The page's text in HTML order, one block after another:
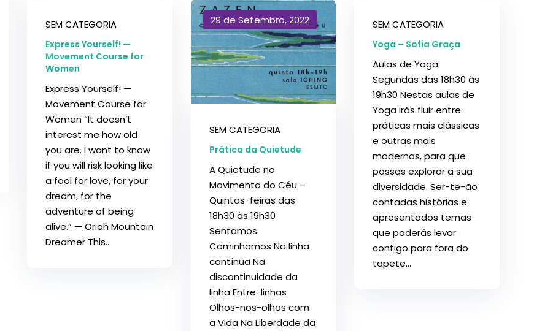
SEM CATEGORIA
Express Yourself! —
Movement Course for
Women
Express Yourself! —
Movement Course for
Women “It doesn’t
interest me how old
you are. I want to know
if you will risk looking like
a fool for love, for your
dream, for the
adventure of being
alive.“ — Oriah Mountain
Dreamer This...
29 de Setembro, 2022
SEM CATEGORIA
Prática da Quietude
A Quietude no
Movimento do Céu –
Quintas-feiras das
18h30 às 19h30
Sentamos
Caminhamos Na linha
contínua Na
discontinuidade da
linha Entre-linhas
Olhos-nos-olhos com
a Vida Na Liberdade da
SEM CATEGORIA
Yoga – Sofia Graça
Aulas de Yoga:
Segundas das 18h30 às
19h30 Nestas aulas de
Yoga irás fluir entre
práticas mais clássicas
e outras mais
modernas, para que
possas explorar a sua
diversidade. Ser-te-ão
contadas histórias e
apresentados temas
que poderás levar
contigo para fora do
tapete...